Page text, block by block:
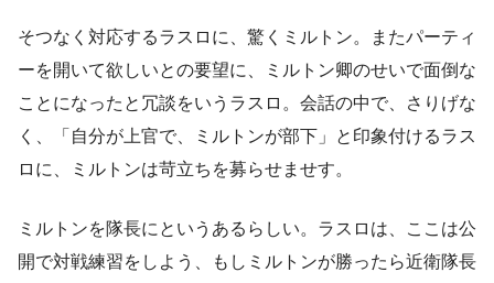
そつなく対応するラスロに、驚くミルトン。またパーティ
ーを開いて欲しいとの要望に、ミルトン卿のせいで面倒な
ことになったと冗談をいうラスロ。会話の中で、さりげな
く、「自分が上官で、ミルトンが部下」と印象付けるラス
ロに、ミルトンは苛立ちを募らせませす。
ミルトンを隊長にというあるらしい。ラスロは、ここは公
開で対戦練習をしよう、もしミルトンが勝ったら近衛隊長